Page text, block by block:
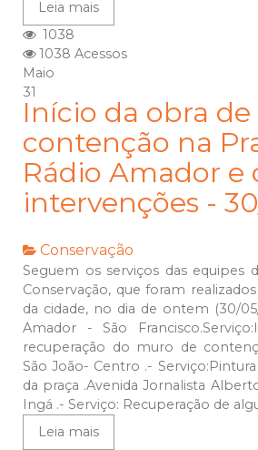
Leia mais
1038
1038 Acessos
Maio
31
Início da obra de
contenção na
Rádio Amador e
intervenções -
Conservação
Seguem os serviços das equipes
Conservação, que foram
da cidade, no dia de ontem (30/
Amador - São
recuperação do muro de
São João- Centro .-
da praça .Avenida Jornalista
Ingá .- Serviço: Recuperação de
Leia mais